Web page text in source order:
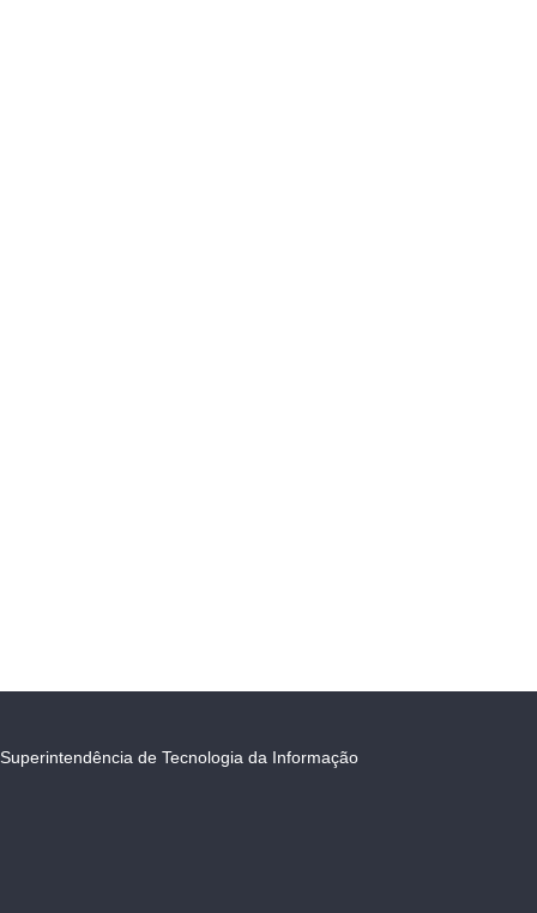
Superintendência de Tecnologia da Informação